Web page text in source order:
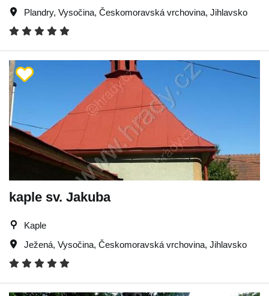
Plandry, Vysočina, Českomoravská vrchovina, Jihlavsko
kaple sv. Jakuba
Kaple
Ježená, Vysočina, Českomoravská vrchovina, Jihlavsko